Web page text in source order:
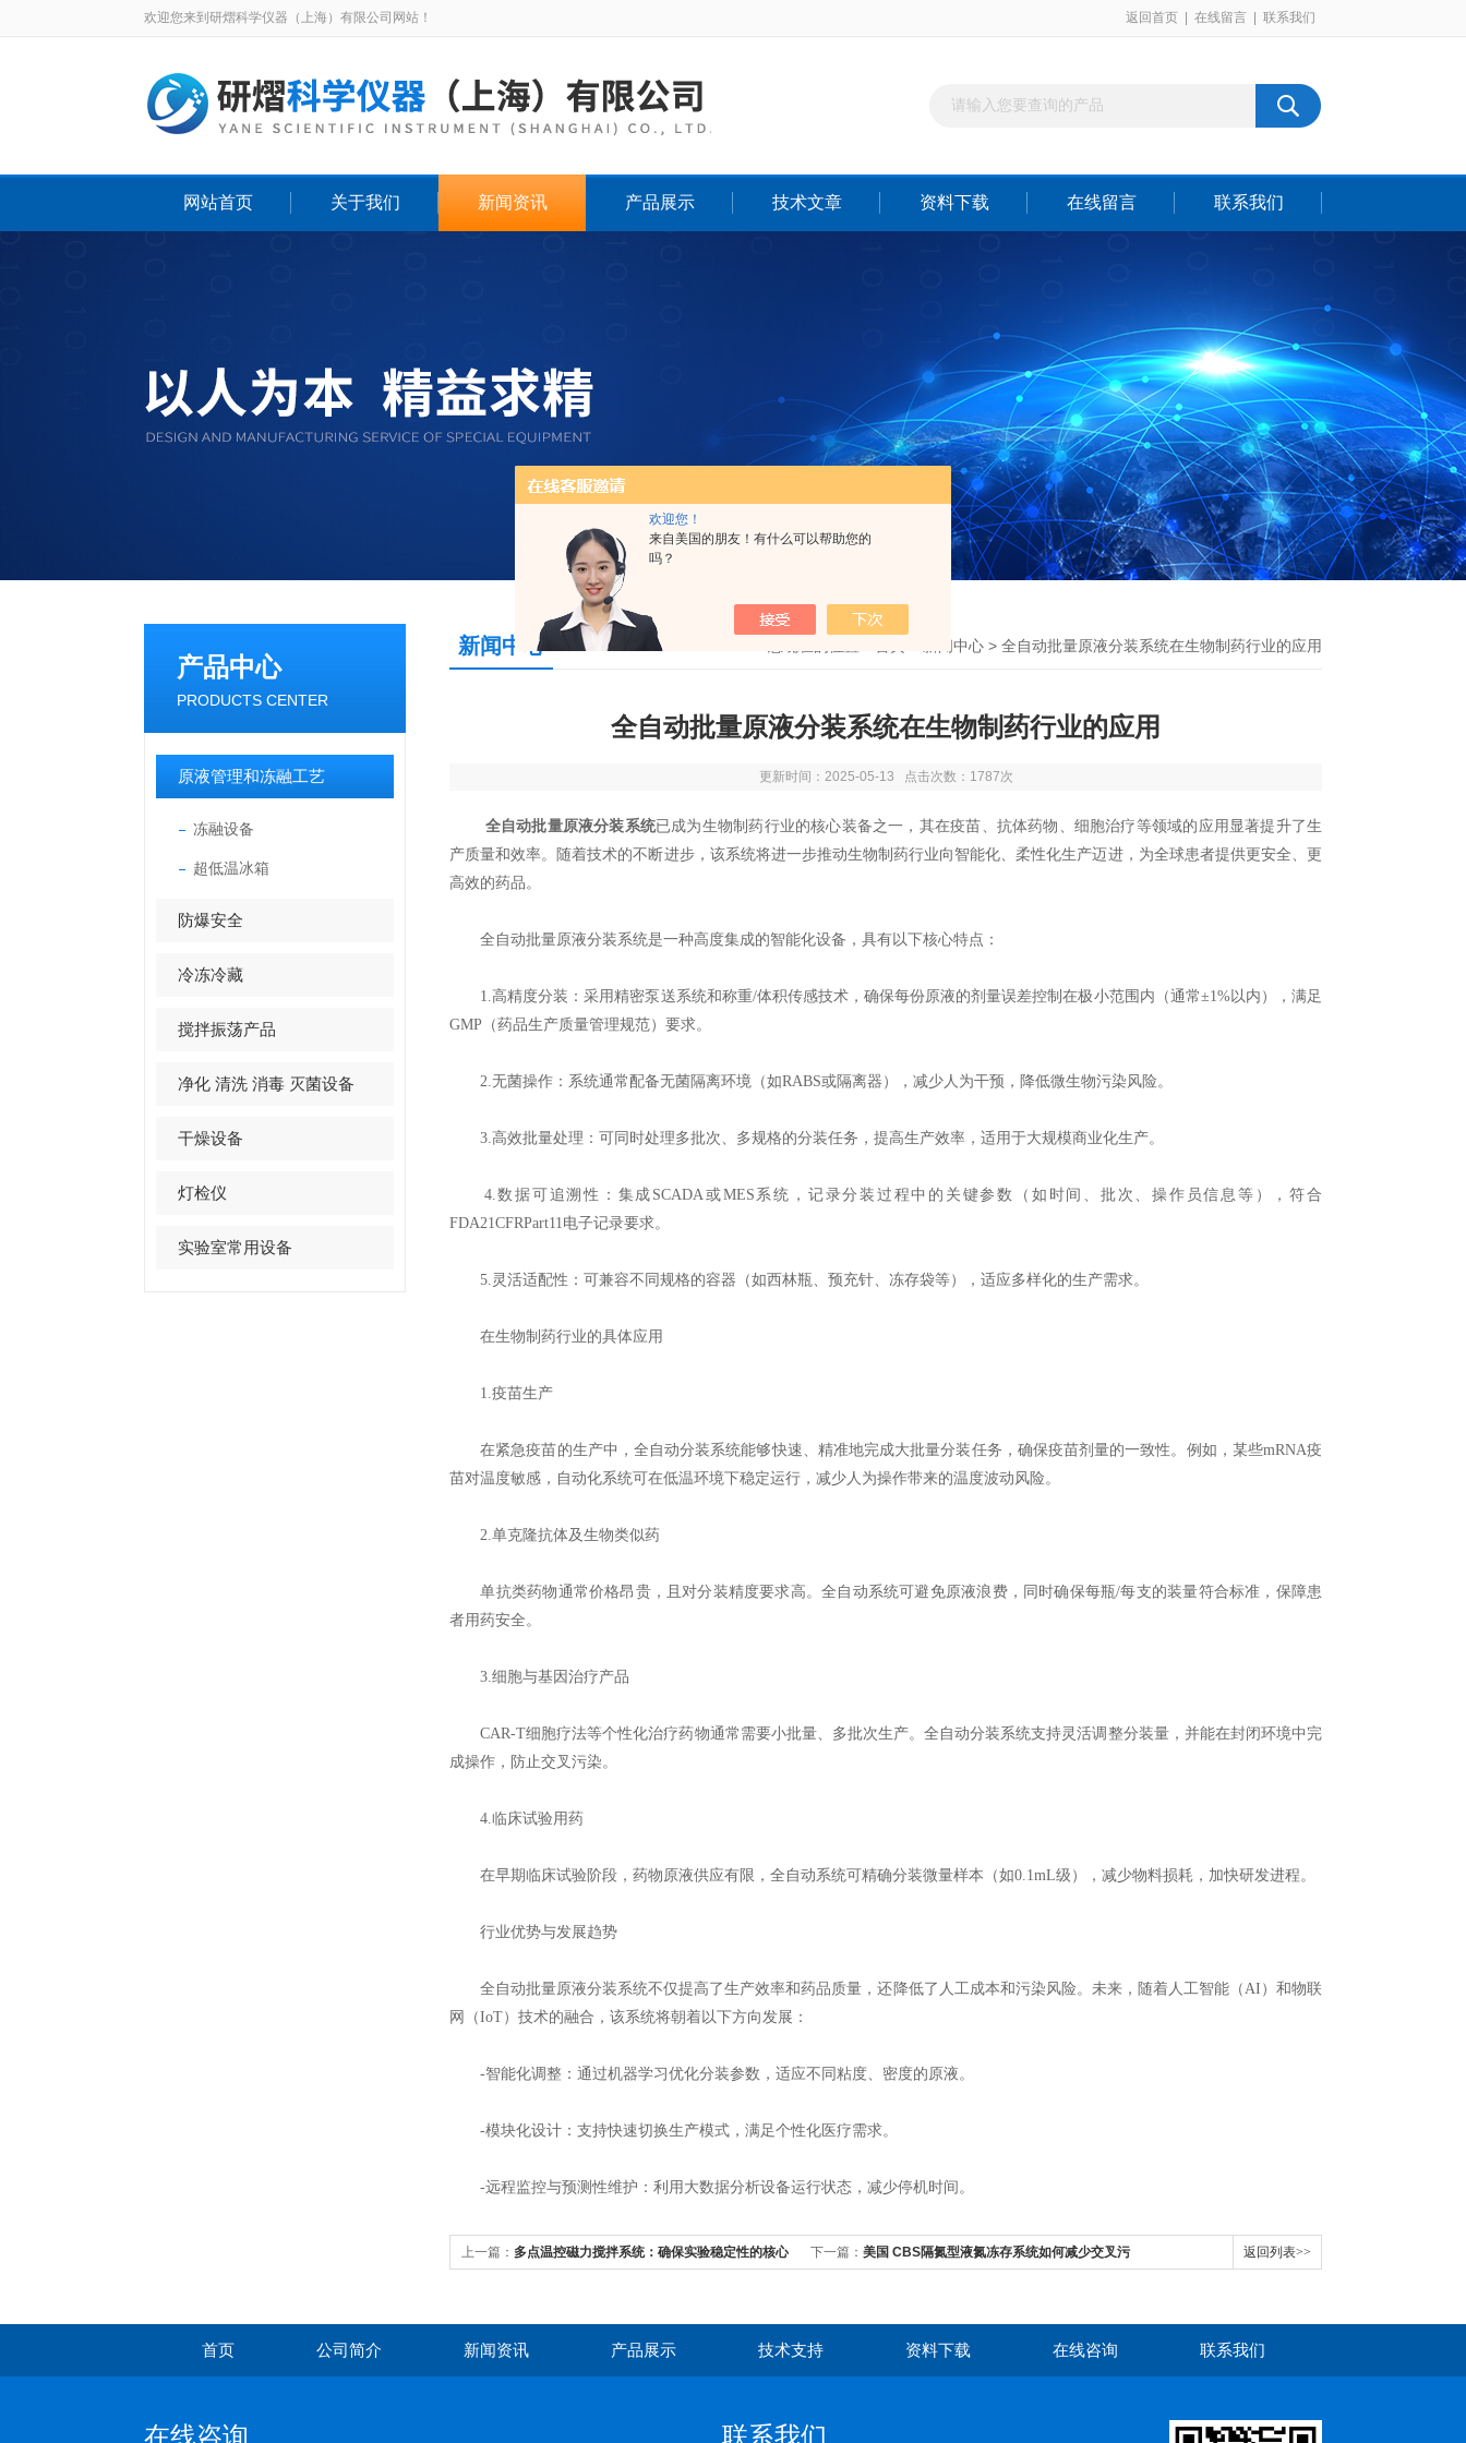
欢迎您！
来自美国的朋友！有什么可以帮助您的
吗？
欢迎您来到研熠科学仪器（上海）有限公司网站！ 返回首页 在线留言 联系我们
网站首页 关于我们 新闻资讯 产品展示 技术文章 资料下载 在线留言 联系我们
产品中心
PRODUCTS CENTER
原液管理和冻融工艺
冻融设备
超低温冰箱
防爆安全
冷冻冷藏
搅拌振荡产品
净化 清洗 消毒 灭菌设备
干燥设备
灯检仪
实验室常用设备
新闻中心 新闻中心 > 全自动批量原液分装系统在生物制药行业的应用
全自动批量原液分装系统在生物制药行业的应用
更新时间：2025-05-13 点击次数：1787次
全自动批量原液分装系统已成为生物制药行业的核心装备之一，其在疫苗、抗体药物、细胞治疗等领域的应用显著提升了生
产质量和效率。随着技术的不断进步，该系统将进一步推动生物制药行业向智能化、柔性化生产迈进，为全球患者提供更安全、更
高效的药品。
全自动批量原液分装系统是一种高度集成的智能化设备，具有以下核心特点：
1.高精度分装：采用精密泵送系统和称重/体积传感技术，确保每份原液的剂量误差控制在极小范围内（通常±1%以内），满足
GMP（药品生产质量管理规范）要求。
2.无菌操作：系统通常配备无菌隔离环境（如RABS或隔离器），减少人为干预，降低微生物污染风险。
3.高效批量处理：可同时处理多批次、多规格的分装任务，提高生产效率，适用于大规模商业化生产。
4.数据可追溯性：集成SCADA或MES系统，记录分装过程中的关键参数（如时间、批次、操作员信息等），符合
FDA21CFRPart11电子记录要求。
5.灵活适配性：可兼容不同规格的容器（如西林瓶、预充针、冻存袋等），适应多样化的生产需求。
在生物制药行业的具体应用
1.疫苗生产
在紧急疫苗的生产中，全自动分装系统能够快速、精准地完成大批量分装任务，确保疫苗剂量的一致性。例如，某些mRNA疫
苗对温度敏感，自动化系统可在低温环境下稳定运行，减少人为操作带来的温度波动风险。
2.单克隆抗体及生物类似药
单抗类药物通常价格昂贵，且对分装精度要求高。全自动系统可避免原液浪费，同时确保每瓶/每支的装量符合标准，保障患
者用药安全。
3.细胞与基因治疗产品
CAR-T细胞疗法等个性化治疗药物通常需要小批量、多批次生产。全自动分装系统支持灵活调整分装量，并能在封闭环境中完
成操作，防止交叉污染。
4.临床试验用药
在早期临床试验阶段，药物原液供应有限，全自动系统可精确分装微量样本（如0.1mL级），减少物料损耗，加快研发进程。
行业优势与发展趋势
全自动批量原液分装系统不仅提高了生产效率和药品质量，还降低了人工成本和污染风险。未来，随着人工智能（AI）和物联
网（IoT）技术的融合，该系统将朝着以下方向发展：
-智能化调整：通过机器学习优化分装参数，适应不同粘度、密度的原液。
-模块化设计：支持快速切换生产模式，满足个性化医疗需求。
-远程监控与预测性维护：利用大数据分析设备运行状态，减少停机时间。
上一篇： 多点温控磁力搅拌系统：确保实验稳定性的核心 下一篇： 美国 CBS隔氮型液氮冻存系统如何减少交叉污 返回列表>>
首页 公司简介 新闻资讯 产品展示 技术支持 资料下载 在线咨询 联系我们
在线咨询 联系我们